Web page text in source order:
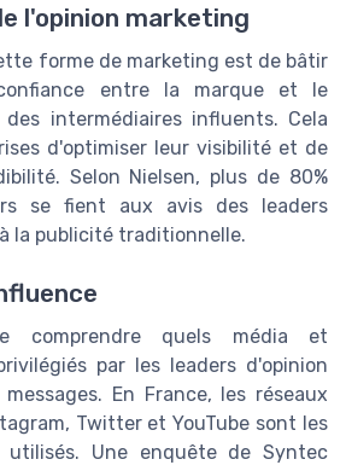
l'opinion marketing
forme de marketing est de bâtir
entre la marque et le
intermédiaires influents. Cela
d'optimiser leur visibilité et de
Selon Nielsen, plus de 80%
se fient aux avis des leaders
la publicité traditionnelle.
comprendre quels média et
par les leaders d'opinion
En France, les réseaux
Twitter et YouTube sont les
utilisés. Une enquête de Syntec